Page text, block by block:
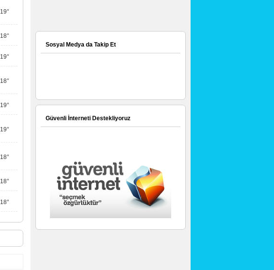
19°
18°
19°
18°
19°
19°
18°
18°
18°
Sosyal Medya da Takip Et
Güvenli İnterneti Destekliyoruz